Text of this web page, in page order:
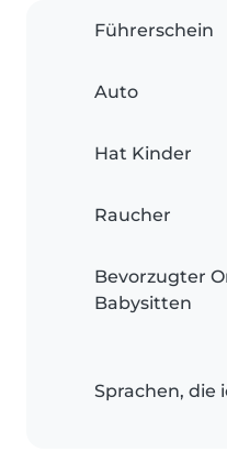
Führerschein
Auto
Hat Kinder
Raucher
Bevorzugter
Babysitten
Sprachen, die